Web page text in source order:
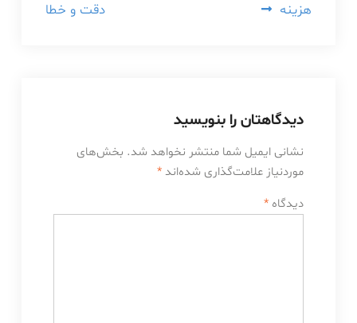
دقت و خطا
هزینه
دیدگاهتان را بنویسید
نشانی ایمیل شما منتشر نخواهد شد. بخش‌های
موردنیاز علامت‌گذاری شده‌اند *
دیدگاه *